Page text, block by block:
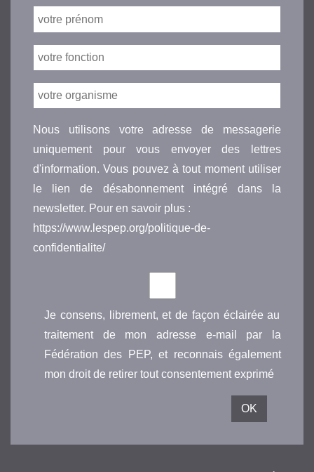
Nous utilisons votre adresse de messagerie
uniquement pour vous envoyer des lettres
d'information. Vous pouvez à tout moment utiliser
le lien de désabonnement intégré dans la
newsletter. Pour en savoir plus :
https://www.lespep.org/politique-de-
confidentialite/
Je consens, librement, et de façon éclairée au
traitement de mon adresse e-mail par la
Fédération des PEP, et reconnais également
mon droit de retirer tout consentement exprimé